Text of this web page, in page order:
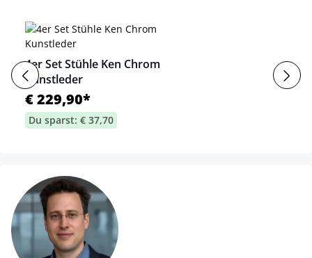
4er Set Stühle Ken Chrom
Kunstleder
€ 229,90*
Du sparst: € 37,70